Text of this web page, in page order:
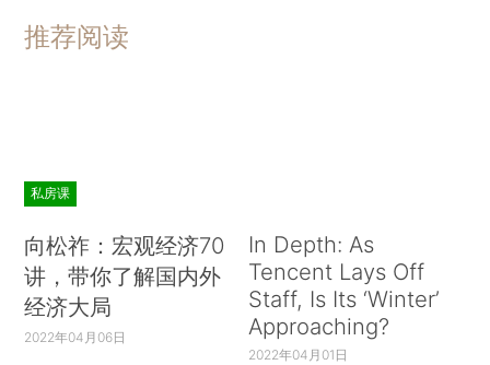
推荐阅读
私房课
向松祚：宏观经济70
讲，带你了解国内外
经济大局
2022年04月06日
In Depth: As
Tencent Lays Off
Staff, Is Its ‘Winter’
Approaching?
2022年04月01日